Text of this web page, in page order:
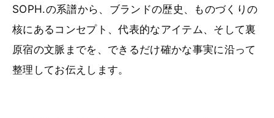
SOPH.の系譜から、ブランドの歴史、ものづくりの
核にあるコンセプト、代表的なアイテム、そして裏
原宿の文脈までを、できるだけ確かな事実に沿って
整理してお伝えします。